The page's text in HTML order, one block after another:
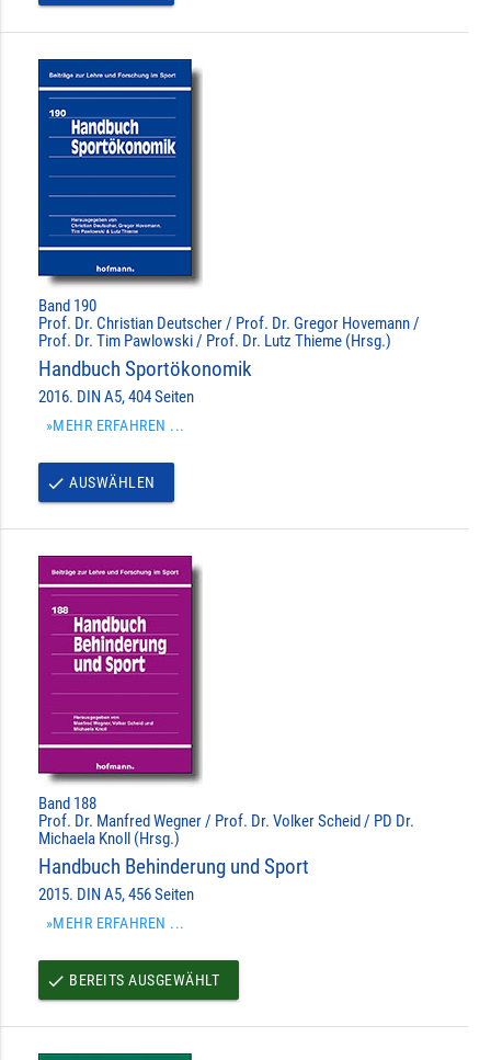
Band 190
Prof. Dr. Christian Deutscher / Prof. Dr. Gregor Hovemann /
Prof. Dr. Tim Pawlowski / Prof. Dr. Lutz Thieme (Hrsg.)
Handbuch Sportökonomik
2016. DIN A5, 404 Seiten
»MEHR ERFAHREN ...
done AUSWÄHLEN
Band 188
Prof. Dr. Manfred Wegner / Prof. Dr. Volker Scheid / PD Dr.
Michaela Knoll (Hrsg.)
Handbuch Behinderung und Sport
2015. DIN A5, 456 Seiten
»MEHR ERFAHREN ...
done BEREITS AUSGEWÄHLT